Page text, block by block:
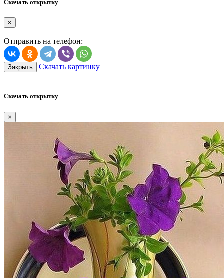
Скачать открытку
×
Отправить на телефон:
Закрыть Скачать картинку
Скачать открытку
×